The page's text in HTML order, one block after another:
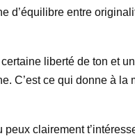
d’équilibre entre
liberté de ton et
C’est ce qui donne à la
clairement